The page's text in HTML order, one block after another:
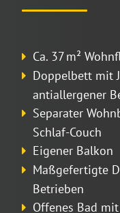
Ca. 37 m²
Doppelbett mit
antiallergener
Separater
Schlaf-Couch
Eigener Balkon
Maßgefertigte
Betrieben
Offenes Bad